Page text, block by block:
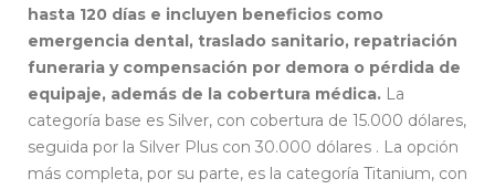
hasta 120 días e incluyen beneficios como
emergencia dental, traslado sanitario, repatriación
funeraria y compensación por demora o pérdida de
equipaje, además de la cobertura médica. La
categoría base es Silver, con cobertura de 15.000 dólares,
seguida por la Silver Plus con 30.000 dólares . La opción
más completa, por su parte, es la categoría Titanium, con